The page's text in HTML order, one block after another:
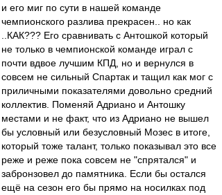
и его миг по сути в нашей команде
чемпионского разлива прекрасен.. но как
..КАК??? Его сравнивать с Антошкой который
не только в чемпионской команде играл с
почти вдвое лучшим КПД, но и вернулся в
совсем не сильный Спартак и тащил как мог с
приличными показателями довольно средний
коллектив. Поменяй Адриано и Антошку
местами и не факт, что из Адриано не вышел
бы условный или безусловный Мозес в итоге,
который тоже талант, только показывал это все
реже и реже пока совсем не "спрятался" и
забронзовел до памятника. Если бы остался
ещё на сезон его бы прямо на носилках под